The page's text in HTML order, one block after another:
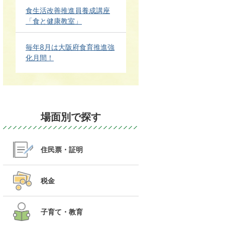
食生活改善推進員養成講座
「食と健康教室」
毎年8月は大阪府食育推進強
化月間！
場面別で探す
住民票・証明
税金
子育て・教育